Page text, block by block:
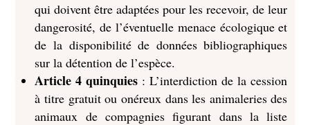
qui doivent être adaptées pour les recevoir, de leur
dangerosité, de l’éventuelle menace écologique et
de la disponibilité de données bibliographiques
sur la détention de l’espèce.
Article 4 quinquies : L’interdiction de la cession
à titre gratuit ou onéreux dans les animaleries des
animaux de compagnies figurant dans la liste